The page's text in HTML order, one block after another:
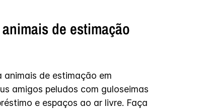
de estimação
de estimação em
amigos peludos com guloseimas
e espaços ao ar livre. Faça